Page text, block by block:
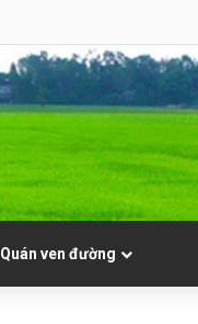
Quán ven đường